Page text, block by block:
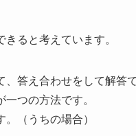
ると考えています。
答え合わせをして解答
つの方法です。
（うちの場合）